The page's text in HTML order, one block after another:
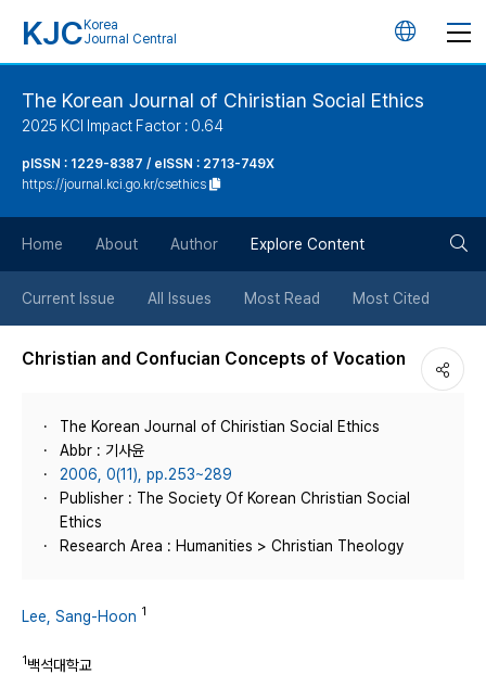
KJC Korea
Journal Central
언
튼
The Korean Journal of Chiristian Social Ethics
2025 KCI Impact Factor : 0.64
pISSN : 1229-8387 / eISSN : 2713-749X
https://journal.kci.go.kr/csethics
Home About Author Explore Content
Current Issue All Issues Most Read Most Cited
Christian and Confucian Concepts of Vocation
The Korean Journal of Chiristian Social Ethics
Abbr : 기사윤
2006, 0(11), pp.253~289
Publisher : The Society Of Korean Christian Social
Ethics
Research Area : Humanities > Christian Theology
Lee, Sang-Hoon 1
1백석대학교